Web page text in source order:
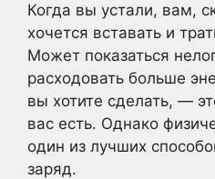
Когда вы устали, вам,
хочется вставать и
Может показаться
расходовать больше
вы хотите сделать, —
вас есть. Однако
один из лучших
заряд.